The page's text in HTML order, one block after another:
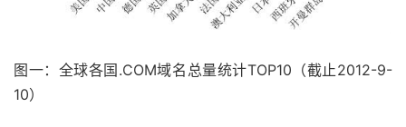
图一：全球各国.COM域名总量统计TOP10（截止2012-9-
10）